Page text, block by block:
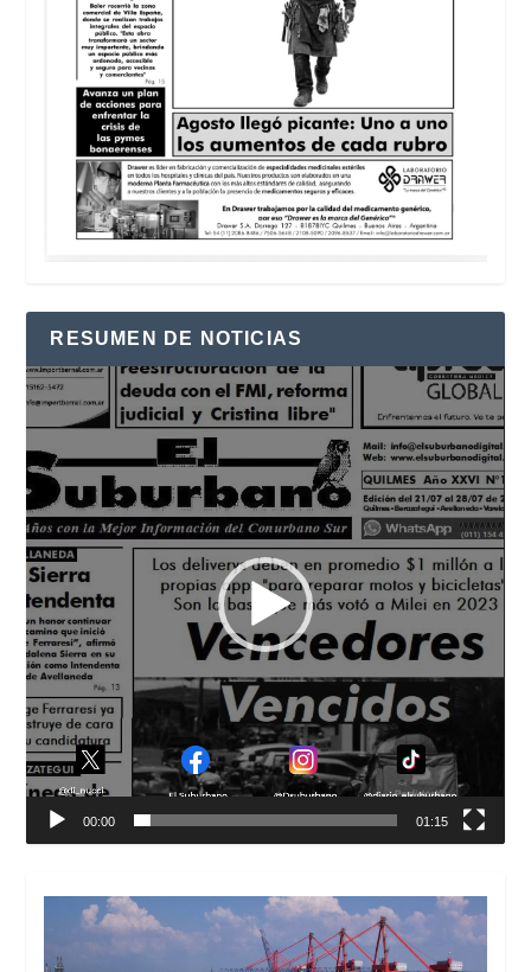
RESUMEN DE NOTICIAS
Reproductor
de
vídeo
00:00 01:15